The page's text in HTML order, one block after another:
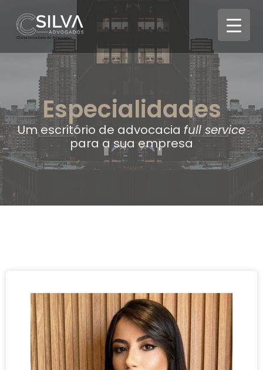
CSilva Sociedade de Advogados
Especialidades
Um escritório de advocacia full service
para a sua empresa